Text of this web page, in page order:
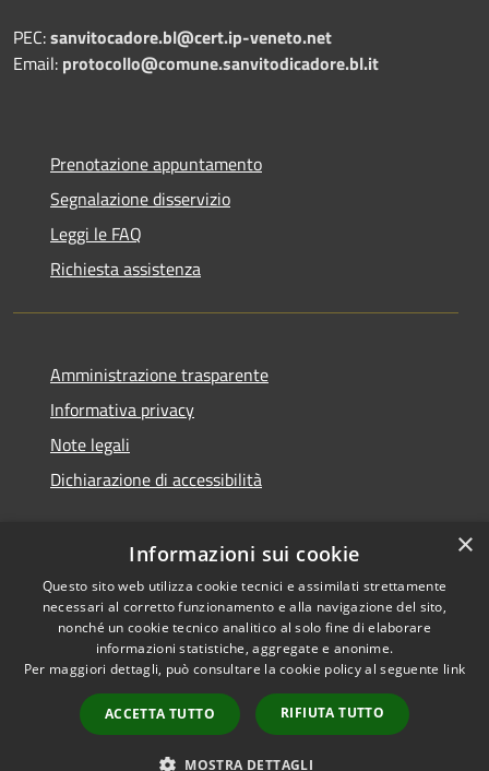
PEC:sanvitocadore.bl@cert.ip-veneto.net
Email: protocollo@comune.sanvitodicadore.bl.it
Prenotazione appuntamento
Segnalazione disservizio
Leggi le FAQ
Richiesta assistenza
Amministrazione trasparente
Informativa privacy
Note legali
Dichiarazione di accessibilità
RSS
Accessibilità
Copyright © 2026 • Comune di
byMunicipium
Accesso
redazione
×
Informazioni sui cookie
Questo sito web utilizza cookie tecnici e assimilati strettamente
necessari al corretto funzionamento e alla navigazione del sito,
nonché un cookie tecnico analitico al solo fine di elaborare
informazioni statistiche, aggregate e anonime.
Per maggiori dettagli, può consultare la cookie policy al seguente link
ACCETTA TUTTO RIFIUTA TUTTO
MOSTRA DETTAGLI